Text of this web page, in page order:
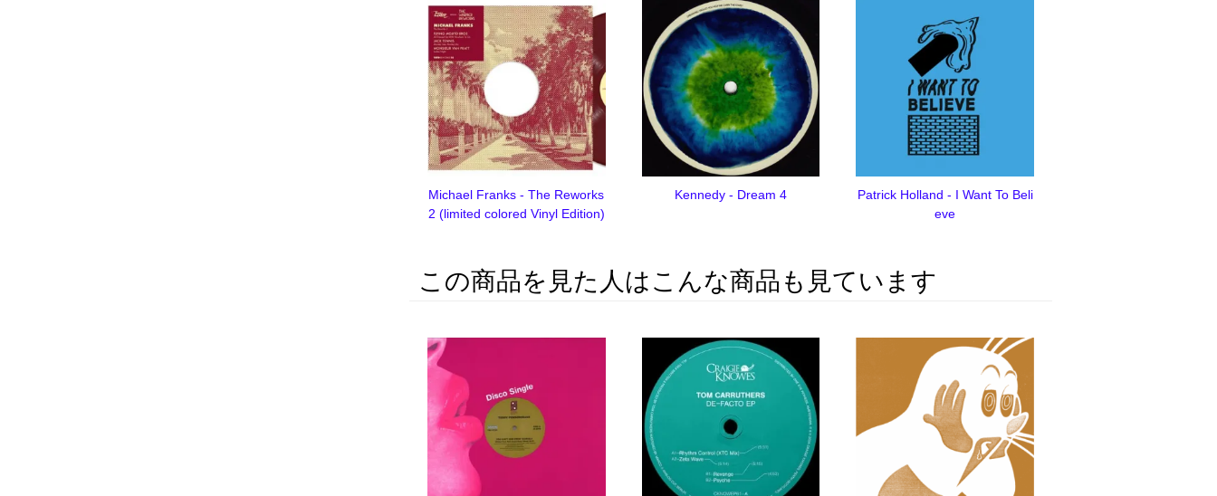
Michael Franks - The Reworks
2 (limited colored Vinyl Edition)
Kennedy - Dream 4
Patrick Holland - I Want To Beli
eve
この商品を見た人はこんな商品も見ています